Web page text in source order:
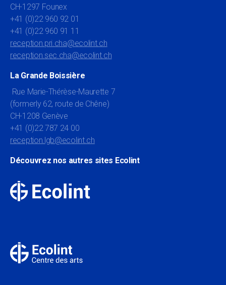
CH-1297 Founex
+41 (0)22 960 92 01
+41 (0)22 960 91 11
reception.pri.cha@ecolint.ch
reception.sec.cha@ecolint.ch
La Grande Boissière
Rue Marie-Thérèse-Maurette 7
(formerly 62, route de Chêne)
CH-1208 Genève
+41 (0)22 787 24 00
reception.lgb@ecolint.ch
Découvrez nos autres sites Ecolint